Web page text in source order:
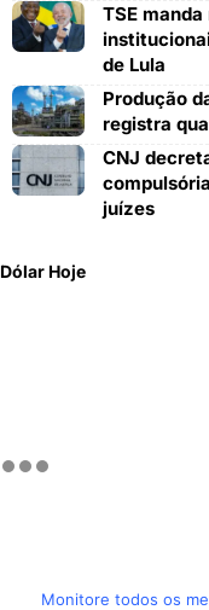
TSE
de Lula
Produção
registra
CNJ
juízes
Dólar Hoje
Monitore todos os